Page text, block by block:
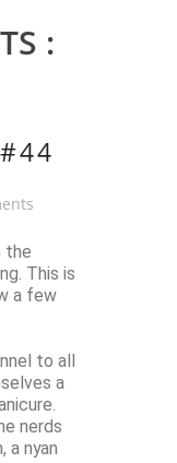
:
the
This is
a few
to all
a
nerds
a nyan